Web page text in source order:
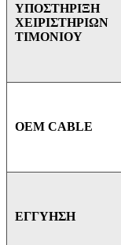
ΥΠΟΣΤΗΡΙΞΗ
ΧΕΙΡΙΣΤΗΡΙΩΝ
ΤΙΜΟΝΙΟΥ
OEM CABLE
ΕΓΓΥΗΣΗ